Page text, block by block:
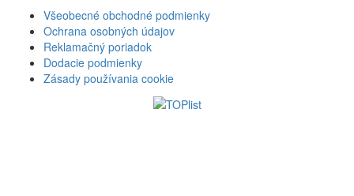
Všeobecné obchodné podmienky
Ochrana osobných údajov
Reklamačný poriadok
Dodacie podmienky
Zásady používania cookie